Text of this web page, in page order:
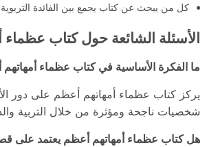
كل من يبحث عن كتاب يجمع بين الفائدة التربوية
الأسئلة الشائعة حول كتاب
ما الفكرة الأساسية في كتاب عظماء
يركز كتاب عظماء أمهاتهم أعظم على دور
شخصيات ناجحة ومؤثرة من خلال التربية
هل كتاب عظماء أمهاتهم أعظم يعتمد على